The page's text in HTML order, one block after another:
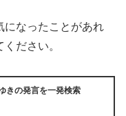
になったことがあれ
ださい。
きの発言を一発検索